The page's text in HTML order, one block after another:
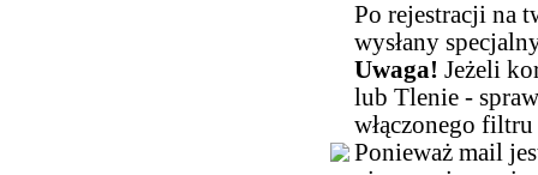
Po rejestracji na
wysłany
Uwaga! Jeżeli
lub Tlenie -
włączonego
Ponieważ mail